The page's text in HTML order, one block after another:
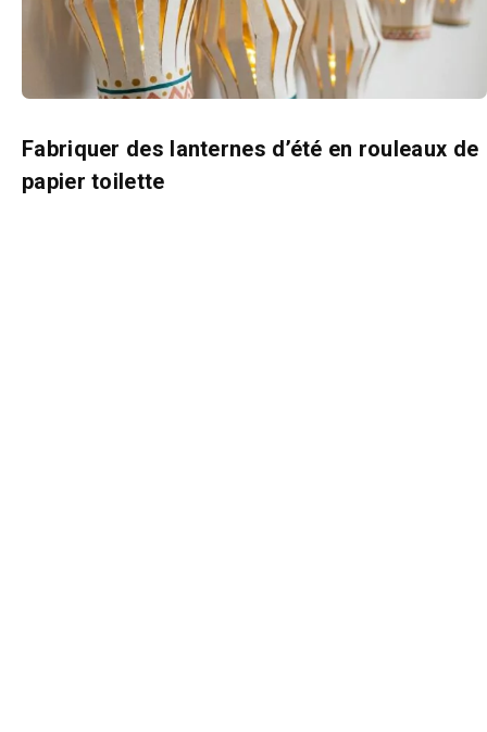
Fabriquer des lanternes d’été en rouleaux de
papier toilette